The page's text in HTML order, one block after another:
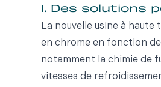
1. Des solutions
La nouvelle usine à
en chrome en fonction
notamment la chimie de
vitesses de